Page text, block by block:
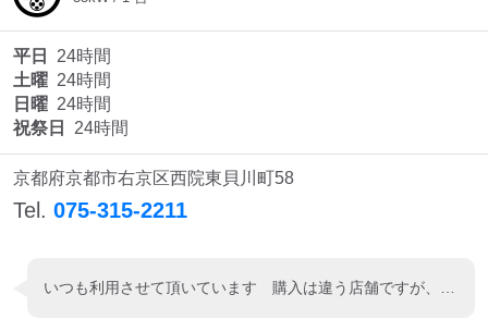
平日
24時間
土曜 24時間
日曜 24時間
祝祭日
24時間
京都府京都市右京区西院東貝川町58
Tel. 075-315-2211